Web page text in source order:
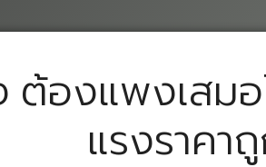
ต้องแพงเสม
แรงราคา